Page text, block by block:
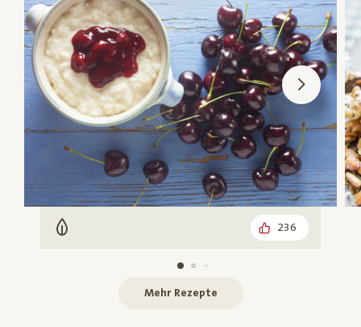
Vegetarisch 236
Mehr Rezepte